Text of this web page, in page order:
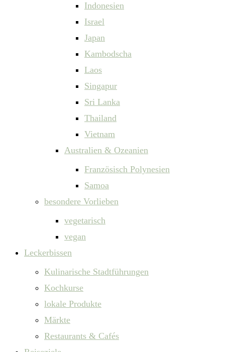
Indonesien
Israel
Japan
Kambodscha
Laos
Singapur
Sri Lanka
Thailand
Vietnam
Australien & Ozeanien
Französisch Polynesien
Samoa
besondere Vorlieben
vegetarisch
vegan
Leckerbissen
Kulinarische Stadtführungen
Kochkurse
lokale Produkte
Märkte
Restaurants & Cafés